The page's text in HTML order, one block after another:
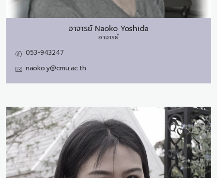
อาจารย์ Naoko Yoshida
อาจารย์
053-943247
naoko.y@cmu.ac.th